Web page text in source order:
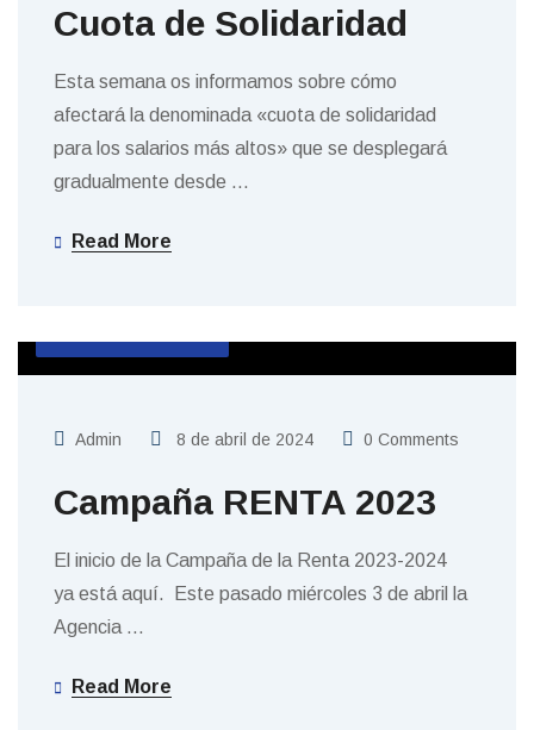
Cuota de Solidaridad
Esta semana os informamos sobre cómo
afectará la denominada «cuota de solidaridad
para los salarios más altos» que se desplegará
gradualmente desde …
Read More
Admin 8 de abril de 2024 0 Comments
Campaña RENTA 2023
El inicio de la Campaña de la Renta 2023-2024
ya está aquí. Este pasado miércoles 3 de abril la
Agencia …
Read More